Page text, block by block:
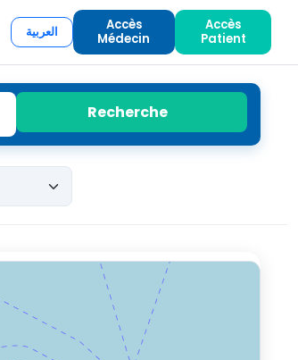
العربية
Accès
Médecin
Accès
Patient
Recherche